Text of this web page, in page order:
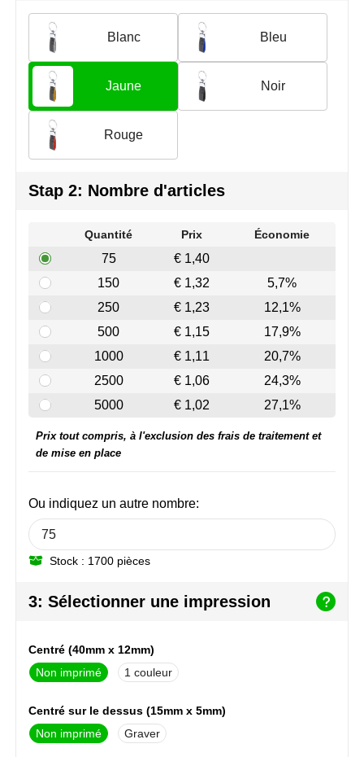
Sacs
Sécurité, voiture & vélo
Loisirs, jeux & plein air
Vêtements de travail
Kambukka
Lipton
MagLite
Marksman
Marvin's
Mepal
MiniMAX
Moleskine
NoStress
Ocean Bottle
Orrefors
Peekay
Philips
Retulp
Skross
Sophie Muval
Blanc Bleu
Jaune Noir
Rouge
Stap 2: Nombre d'articles
Quantité Prix Économie
75
€ 1,40
150
€ 1,32
5,7%
250
€ 1,23
12,1%
500
€ 1,15
17,9%
1000
€ 1,11
20,7%
2500
€ 1,06
24,3%
5000
€ 1,02 27,1%
Ou indiquez un autre nombre:
Stock : 1700 pièces
Prix tout compris, à l'exclusion des frais de traitement et
de mise en place
3: Sélectionner une impression
Centré (40mm x 12mm)
Non imprimé
1
Centré sur le dessus (15mm x 5mm)
Non imprimé
Graver